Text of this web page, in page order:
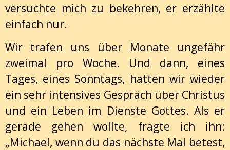
versuchte mich zu bekehren, er erzählte
einfach nur.
Wir trafen uns über Monate ungefähr
zweimal pro Woche. Und dann, eines
Tages, eines Sonntags, hatten wir wieder
ein sehr intensives Gespräch über Christus
und ein Leben im Dienste Gottes. Als er
gerade gehen wollte, fragte ich ihn:
„Michael, wenn du das nächste Mal betest,